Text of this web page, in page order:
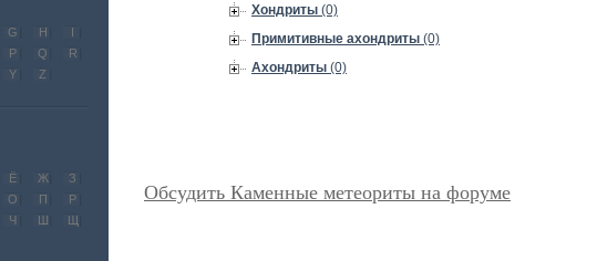
G H
I
P Q
R
Y Z
Ё Ж
З
О П
Р
Ч Ш
Щ
Хондриты (0)
Примитивные ахондриты (0)
Ахондриты (0)
Обсудить Каменные метеориты на форуме